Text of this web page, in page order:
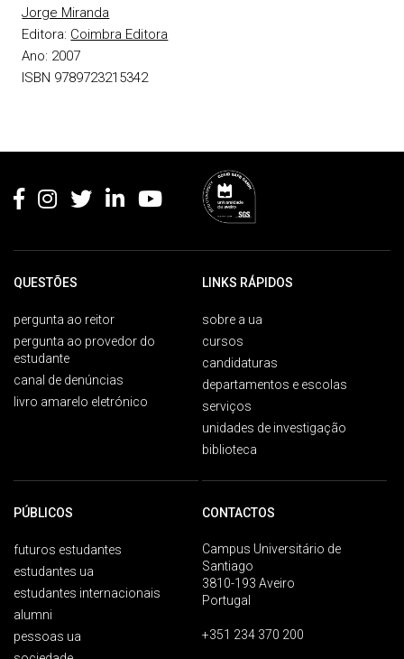
Jorge Miranda
Editora: Coimbra Editora
Ano: 2007
ISBN 9789723215342
QUESTÕES
pergunta ao reitor
pergunta ao provedor do
estudante
canal de denúncias
livro amarelo eletrónico
LINKS RÁPIDOS
sobre a ua
cursos
candidaturas
departamentos e escolas
serviços
unidades de investigação
biblioteca
PÚBLICOS
futuros estudantes
estudantes ua
estudantes internacionais
alumni
pessoas ua
CONTACTOS
Campus Universitário de
Santiago
3810-193 Aveiro
Portugal
+351 234 370 200